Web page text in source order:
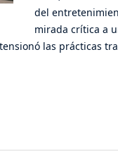
del
mirada crítica a
las prácticas